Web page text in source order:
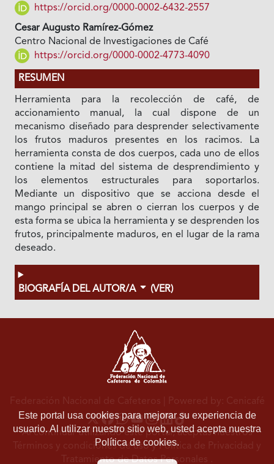
https://orcid.org/0000-0002-6432-2557
Cesar Augusto Ramírez-Gómez
Centro Nacional de Investigaciones de Café
https://orcid.org/0000-0002-4773-4090
RESUMEN
Herramienta para la recolección de café, de
accionamiento manual, la cual dispone de un
mecanismo diseñado para desprender selectivamente
los frutos maduros presentes en los racimos. La
herramienta consta de dos cuerpos, cada uno de ellos
contiene la mitad del sistema de desprendimiento y
los elementos estructurales para soportarlos.
Mediante un dispositivo que se acciona desde el
mango principal se abren o cierran los cuerpos y de
esta forma se ubica la herramienta y se desprenden los
frutos, principalmente maduros, en el lugar de la rama
deseado.
BIOGRAFÍA DEL AUTOR/A (VER)
Este portal usa cookies para mejorar su experiencia de
usuario. Al utilizar nuestro sitio web, usted acepta nuestra
Política de cookies.
Federación Nacional de Cafeteros | Powered by: Cenicafé
Al continuar utilizando este portal, aceptas nuestros
Términos y condiciones de usoyPolítica de Privacidad y
Tratamiento de Datos Personales